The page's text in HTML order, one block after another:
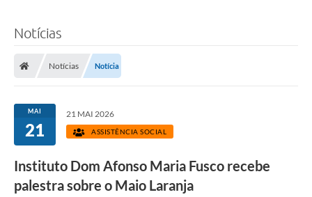
Notícias
Notícias Notícia
MAI
21
21 MAI 2026
ASSISTÊNCIA SOCIAL
Instituto Dom Afonso Maria Fusco recebe
palestra sobre o Maio Laranja